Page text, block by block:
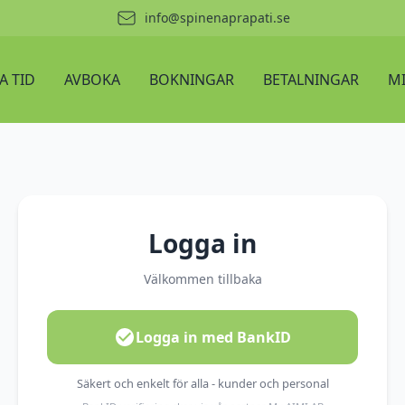
info@spinenaprapati.se
TID AVBOKA BOKNINGAR BETALNINGAR
Logga in
Välkommen tillbaka
Logga in med BankID
Säkert och enkelt för alla - kunder och personal